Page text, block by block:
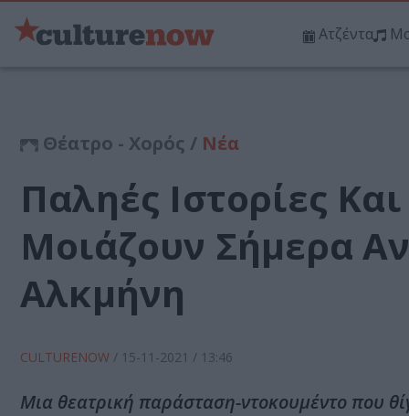
Ατζέντα
Θέατρο - Χορός / Νέα
Παληές Ιστορίες
Μοιάζουν Σήμερα
Αλκμήνη
CULTURENOW / 15-11-2021 / 13:46
Μια θεατρική παράσταση-ντοκουμέντο που